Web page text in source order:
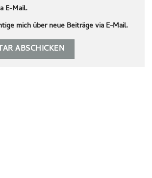
E-Mail.
mich über neue Beiträge via E-Mail.